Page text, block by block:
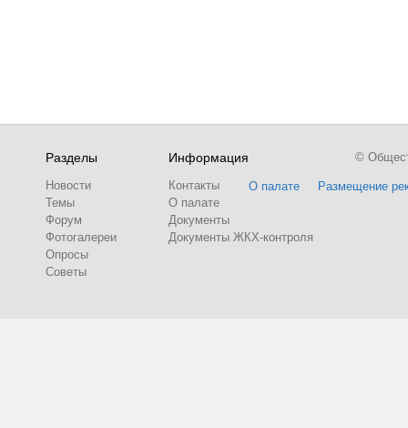
Разделы
Новости
Темы
Форум
Фотогалереи
Опросы
Советы
Информация
Контакты
О палате
Документы
Документы ЖКХ-контроля
О палате Размещение
©